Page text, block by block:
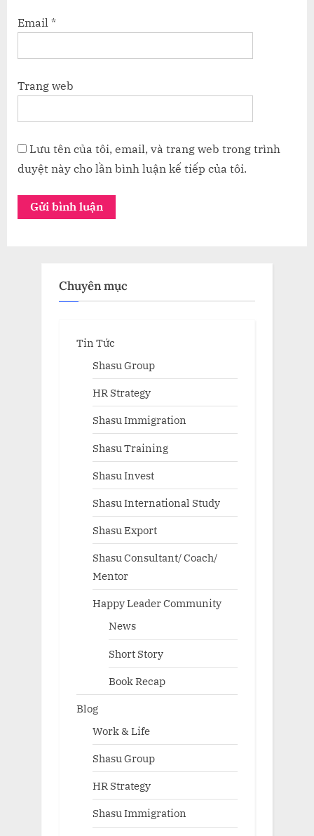
Email *
Trang web
Lưu tên của tôi, email, và trang web trong trình
duyệt này cho lần bình luận kế tiếp của tôi.
Chuyên mục
Tin Tức
Shasu Group
HR Strategy
Shasu Immigration
Shasu Training
Shasu Invest
Shasu International Study
Shasu Export
Shasu Consultant/ Coach/
Mentor
Happy Leader Community
News
Short Story
Book Recap
Blog
Work & Life
Shasu Group
HR Strategy
Shasu Immigration